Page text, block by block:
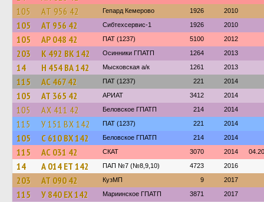
105 АТ 956 42 Гепард Кемерово 1926 2010
105 АТ 956 42 Сибтехсервис-1 1926 2010
105 АР 048 42 ПАТ (1237) 5100 2012
203 К 492 ВК 142 Осинники ГПАТП 1264 2013
14 Н 454 ВА 142 Мысковская а/к 1261 2013
115 АС 467 42 ПАТ (1237) 221 2014
105 АТ 365 42 АРИАТ 3412 2014
105 АХ 411 42 Беловское ГПАТП 214 2014
115 У 151 ВХ 142 ПАТ (1237) 221 2014
105 С 610 ВХ 142 Беловское ГПАТП 214 2014
115 АС 031 42 СКАТ 3070 2014
14 А 014 ЕТ 142 ПАП №7 (№8,9,10) 4723 2016
203 АТ 090 42 КузМП 9 2017
115 У 840 ЕХ 142 Мариинское ГПАТП 3871 2017